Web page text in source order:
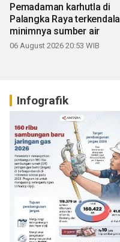
Pemadaman karhutla di
Palangka Raya terkendala
minimnya sumber air
06 August 2026 20:53 WIB
Infografik